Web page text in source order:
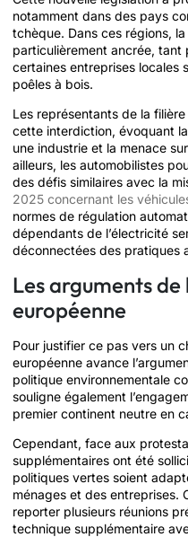
notamment dans des pays
tchèque. Dans ces régions,
particulièrement ancrée, tant
certaines entreprises locales
poêles à bois.
Les représentants de la
cette interdiction, évoquant
une industrie et la menace
ailleurs, les automobilistes
des défis similaires avec la
2025 concernant les
normes de régulation
dépendants de l’électricité
déconnectées des pratiques
Les arguments
européenne
Pour justifier ce pas vers un
européenne avance
politique environnementale
souligne également
premier continent neutre en
Cependant, face aux
supplémentaires ont été
politiques vertes soient
ménages et des entreprises.
reporter plusieurs réunions
technique supplémentaire